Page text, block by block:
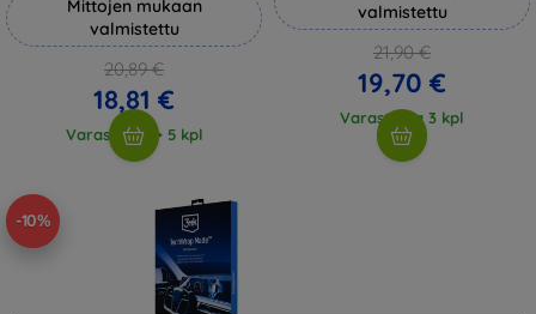
Mittojen mukaan
valmistettu
20,89 €
18,81 €
Varastossa > 5 kpl
valmistettu
21,90 €
19,70 €
Varastossa 3 kpl
-10%